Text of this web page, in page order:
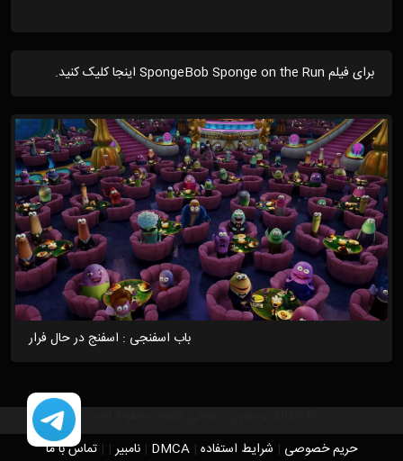
برای فیلم SpongeBob Sponge on the Run اینجا کلیک کنید.
باب اسفنجی : اسفنج در حال فرار
حریم خصوصی | شرایط استفاده |
DMCA
|نامبیر|
|تماس با ما